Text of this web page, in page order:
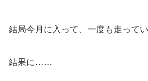
結局今月に入って、一度も走ってい
結果に……